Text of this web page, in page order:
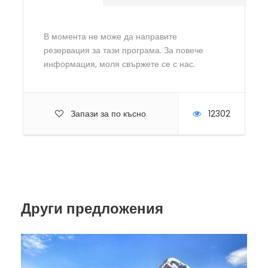
В момента не може да направите
резервация за тази програма. За повече
информация, моля свържете се с нас.
Запази за по късно 12302
Програма
Прикачен файл с детайли за програмата във
Други предложения